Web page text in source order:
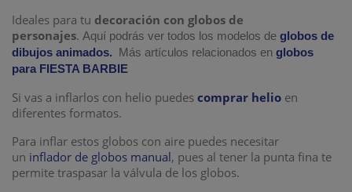
Ideales para tu decoración con globos de
personajes. Aquí podrás ver todos los modelos de globos de
dibujos animados. Más artículos relacionados en globos
para FIESTA BARBIE
Si vas a inflarlos con helio puedes comprar helio en
diferentes formatos.
Para inflar estos globos con aire puedes necesitar
un inflador de globos manual, pues al tener la punta fina te
permite traspasar la válvula de los globos.